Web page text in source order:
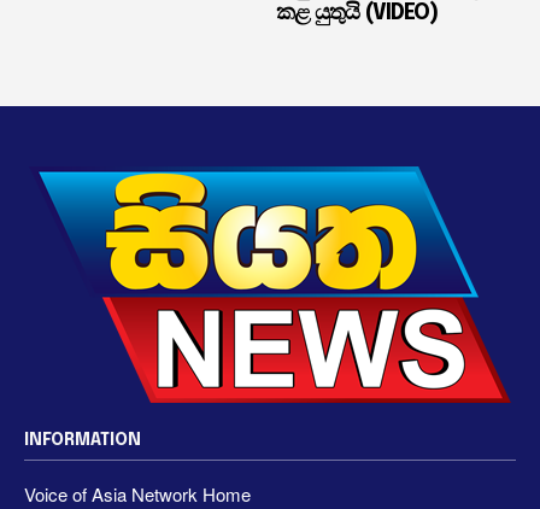
කළ යුතුයි (VIDEO)
INFORMATION
Voice of Asia Network Home